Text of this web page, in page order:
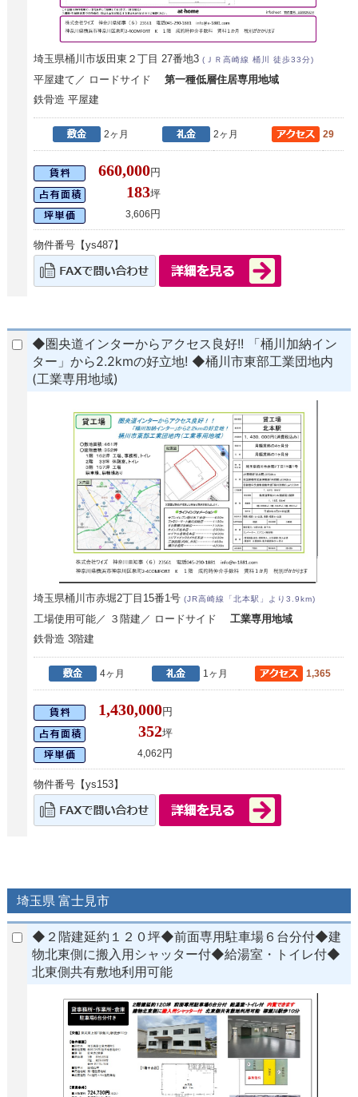
埼玉県桶川市坂田東２丁目 27番地3(ＪＲ高崎線 桶川 徒歩33分)
平屋建て／ ロードサイド第一種低層住居専用地域
鉄骨造 平屋建
2ヶ月 2ヶ月 29
660,000円
183坪
3,606円
物件番号【ys487】
◆圏央道インターからアクセス良好!! 「桶川加納イン
ター」から2.2kmの好立地! ◆桶川市東部工業団地内
(工業専用地域)
埼玉県桶川市赤堀2丁目15番1号(JR高崎線「北本駅」より3.9km)
工場使用可能／ ３階建／ ロードサイド工業専用地域
鉄骨造 3階建
4ヶ月 1ヶ月 1,365
1,430,000円
352坪
4,062 円
物件番号【ys153】
埼玉県 富士見市
◆２階建延約１２０坪◆前面専用駐車場６台分付◆建
物北東側に搬入用シャッター付◆給湯室・トイレ付◆
北東側共有敷地利用可能